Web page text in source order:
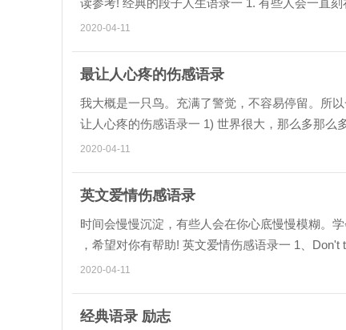
读参考! 经典的段子人生语录一 1. 有些人会一直
是每当想起他时的那种...
2020-04-11
最让人心疼的伤感语录
我大概是一只鸟。充满了警觉，不容易停留。所
让人心疼的伤感语录一 1) 世界很大，那么多那么
城，没有可以让自己身...
2020-04-11
英文爱情伤感语录
时间会慢慢沉淀，有些人会在你心底慢慢模糊。
，希望对你有帮助! 英文爱情伤感语录一 1、
急，最好的总...
2020-04-11
经典语录 励志